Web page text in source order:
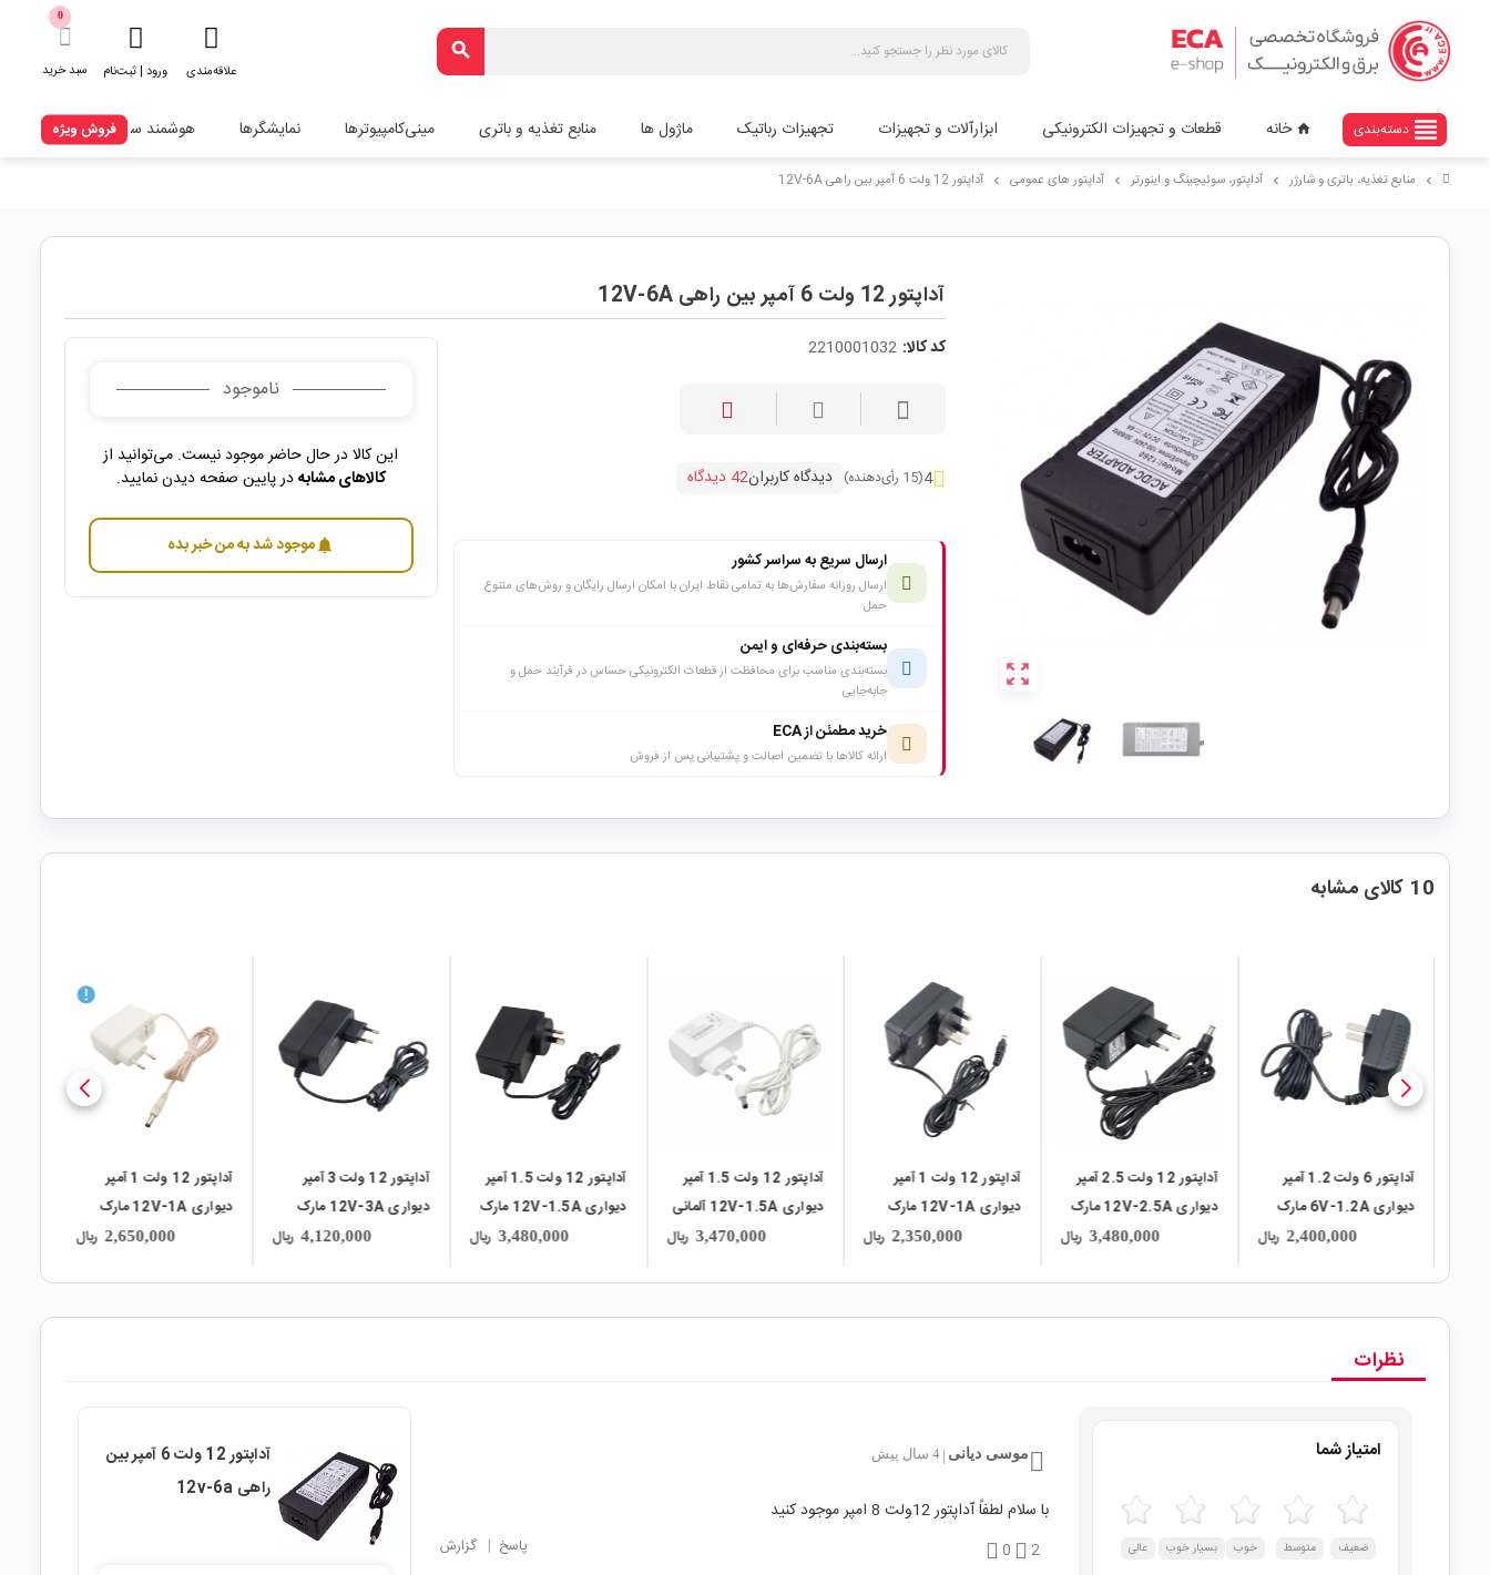
search
علاقه‌مندی ورود | ثبت‌نام
0
سبد خرید
view_headline دسته‌بندی home خانه قطعات و تجهیزات الکترونیکی ابزارآلات و تجهیزات تجهیزات رباتیک ماژول ها منابع تغذیه و باتری مینی‌کامپیوترها نمایشگرها هوشمند سازیفروش ویژه
chevron_right منابع تغذیه، باتری و شارژر chevron_right آداپتور، سوئیچینگ و اینورتر chevron_right آداپتور های عمومی chevron_right آداپتور 12 ولت 6 آمپر بین راهی 12V-6A
zoom_out_map
آداپتور 12 ولت 6 آمپر بین راهی 12V-6A
کد کالا: 2210001032
4(15 رأی‌دهنده) دیدگاه کاربران42 دیدگاه
ارسال سریع به سراسر کشور
ارسال روزانه سفارش‌ها به تمامی نقاط ایران با امکان ارسال رایگان و روش‌های متنوع
حمل
بسته‌بندی حرفه‌ای و ایمن
بسته‌بندی مناسب برای محافظت از قطعات الکترونیکی حساس در فرآیند حمل و
جابه‌جایی
خرید مطمئن از ECA
ارائه کالاها با تضمین اصالت و پشتیبانی پس از فروش
ناموجود
این کالا در حال حاضر موجود نیست. می‌توانید از
کالاهای مشابهدر پایین صفحه دیدن نمایید.
notificationsموجود شد به من خبر بده
10 کالای مشابه
آداپتور 6 ولت 1.2 آمپر
دیواری 6V-1.2A مارک
2,400,000 ریال
آداپتور 12 ولت 2.5 آمپر
دیواری 12V-2.5A مارک
3,480,000 ریال
آداپتور 12 ولت 1 آمپر
دیواری 12V-1A مارک
2,350,000 ریال
آداپتور 12 ولت 1.5 آمپر
دیواری 12V-1.5A آلمانی
3,470,000 ریال
آداپتور 12 ولت 1.5 آمپر
دیواری 12V-1.5A مارک
NETGEAR
3,480,000 ریال
آداپتور 12 ولت 3 آمپر
دیواری 12V-3A مارک
Telekom
4,120,000 ریال
آداپتور 12 ولت 1 آمپر
دیواری 12V-1A مارک
Telekom (SEP)
2,650,000 ریال
نظرات
امتیاز شما
ضعیف متوسط خوب بسیار خوب عالی
موسی دیانی 4 سال پیش
با سلام لطفاً آداپتور 12ولت 8 امپر موجود کنید
2
0 پاسخ | گزارش
آداپتور 12 ولت 6 آمپر بین
راهی 12v-6a